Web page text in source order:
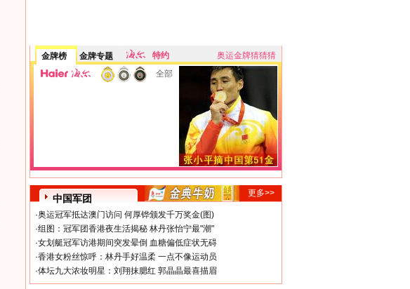
金牌榜 金牌专题 特约
奥运金牌猜猜猜
全部
中国军团
更多>>
·奥运冠军抵达澳门访问 何厚铧颁发千万奖金(图)
·组图：冠军团香港夜生活揭秘 林丹张怡宁最"潮"
·女划艇冠军访港期间突发晕倒 血糖偏低症状无碍
·香港女粉丝惊呼：林丹手好温柔 一点不像运动员
·体坛九大浓妆明星：刘翔抹腮红 郭晶晶最喜描眉